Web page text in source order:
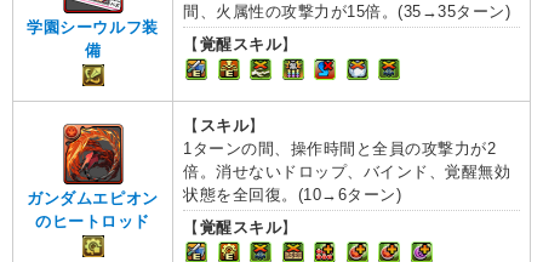
学園シーウルフ装
備
間、火属性の攻撃力が15倍。(35→35ターン)
【覚醒スキル】
ガンダムエピオン
のヒートロッド
【 スキル】
1ターンの間、操作時間と全員の攻撃力が2
倍。消せないドロップ、バインド、覚醒無効
状態を全回復。(10→6ターン)
【覚醒スキル】